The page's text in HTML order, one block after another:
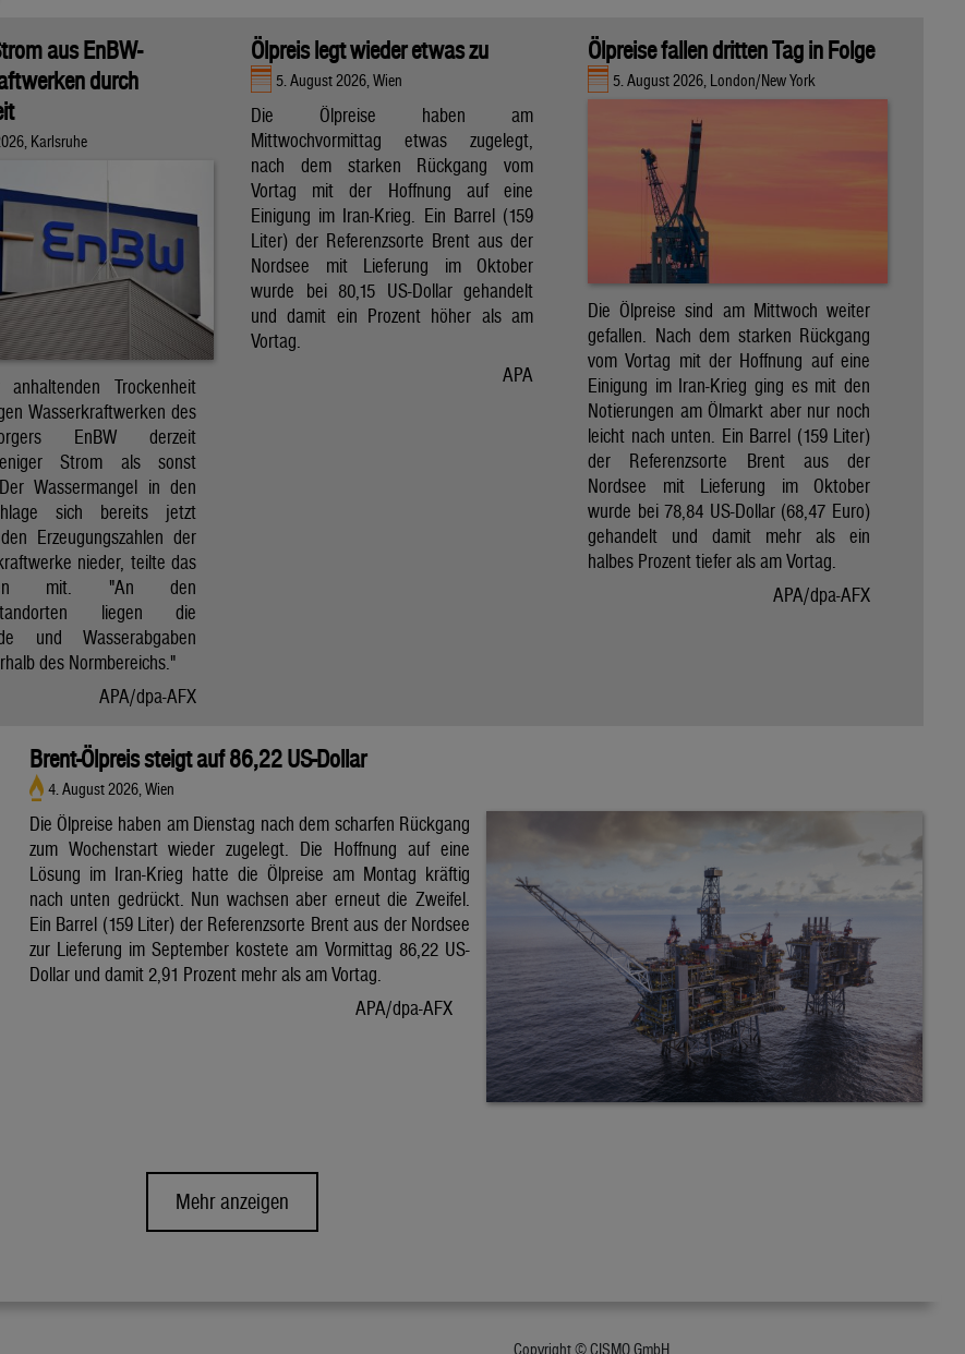
aus EnBW-
durch
Karlsruhe
Trockenheit
Wasserkraftwerken des
EnBW derzeit
Strom als sonst
Wassermangel in den
sich bereits jetzt
Erzeugungszahlen der
nieder, teilte das
mit. "An den
liegen die
und Wasserabgaben
des Normbereichs."
APA/dpa-AFX
Ölpreis legt wieder etwas zu
5. August 2026, Wien
Die Ölpreise haben am
Mittwochvormittag etwas zugelegt,
nach dem starken Rückgang vom
Vortag mit der Hoffnung auf eine
Einigung im Iran-Krieg. Ein Barrel (159
Liter) der Referenzsorte Brent aus der
Nordsee mit Lieferung im Oktober
wurde bei 80,15 US-Dollar gehandelt
und damit ein Prozent höher als am
Vortag.
APA
Ölpreise fallen dritten Tag in Folge
5. August 2026, London/New York
Die Ölpreise sind am Mittwoch weiter
gefallen. Nach dem starken Rückgang
vom Vortag mit der Hoffnung auf eine
Einigung im Iran-Krieg ging es mit den
Notierungen am Ölmarkt aber nur noch
leicht nach unten. Ein Barrel (159 Liter)
der Referenzsorte Brent aus der
Nordsee mit Lieferung im Oktober
wurde bei 78,84 US-Dollar (68,47 Euro)
gehandelt und damit mehr als ein
halbes Prozent tiefer als am Vortag.
APA/dpa-AFX
Brent-Ölpreis steigt auf 86,22 US-Dollar
4. August 2026, Wien
Die Ölpreise haben am Dienstag nach dem scharfen Rückgang
zum Wochenstart wieder zugelegt. Die Hoffnung auf eine
Lösung im Iran-Krieg hatte die Ölpreise am Montag kräftig
nach unten gedrückt. Nun wachsen aber erneut die Zweifel.
Ein Barrel (159 Liter) der Referenzsorte Brent aus der Nordsee
zur Lieferung im September kostete am Vormittag 86,22 US-
Dollar und damit 2,91 Prozent mehr als am Vortag.
APA/dpa-AFX
Mehr anzeigen
Copyright © CISMO GmbH